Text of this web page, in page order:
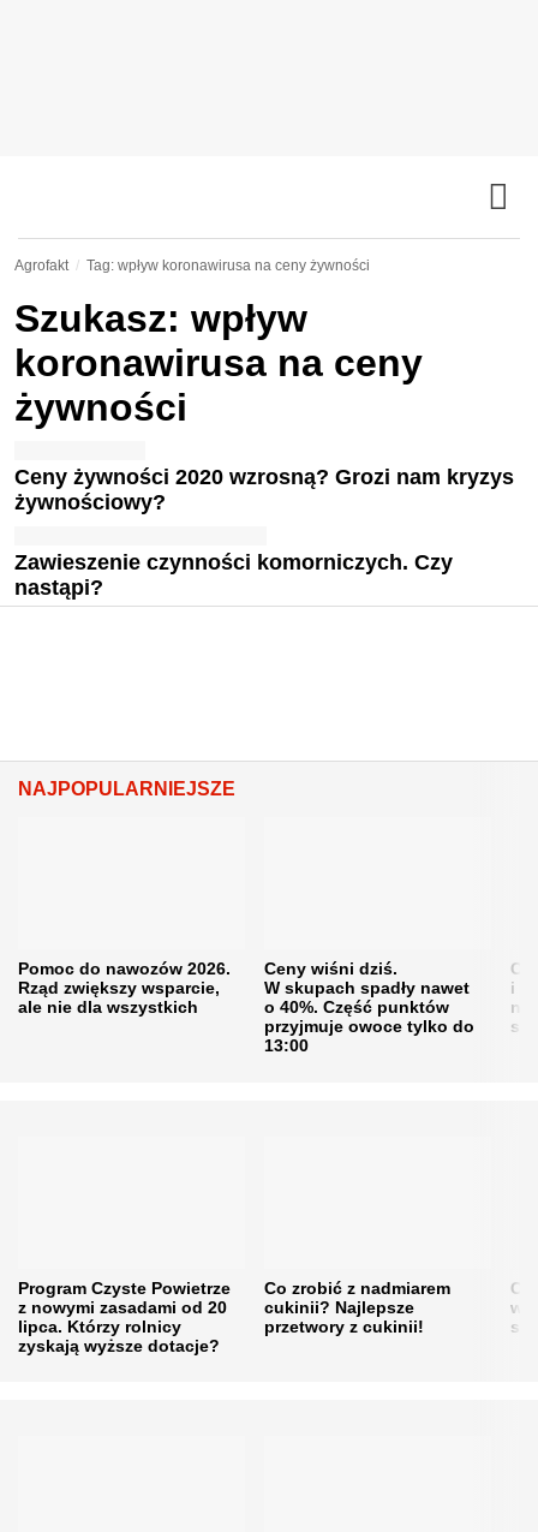
Agrofakt Tag: wpływ koronawirusa na ceny żywności
Szukasz: wpływ
koronawirusa na ceny
żywności
Ceny żywności 2020 wzrosną? Grozi nam kryzys
żywnościowy?
Zawieszenie czynności komorniczych. Czy
nastąpi?
NAJPOPULARNIEJSZE
Pomoc do nawozów 2026.
Rząd zwiększy wsparcie,
ale nie dla wszystkich
Ceny wiśni dziś.
W skupach spadły nawet
o 40%. Część punktów
przyjmuje owoce tylko do
13:00
i
Program Czyste Powietrze
z nowymi zasadami od 20
lipca. Którzy rolnicy
zyskają wyższe dotacje?
Co zrobić z nadmiarem
cukinii? Najlepsze
przetwory z cukinii!
w